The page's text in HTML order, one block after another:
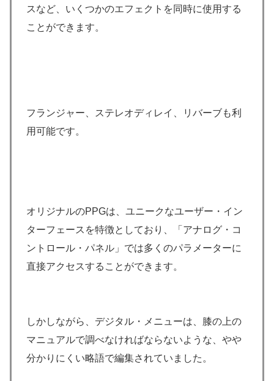
スなど、いくつかのエフェクトを同時に使用する
ことができます。
フランジャー、ステレオディレイ、リバーブも利
用可能です。
オリジナルのPPGは、ユニークなユーザー・イン
ターフェースを特徴としており、「アナログ・コ
ントロール・パネル」では多くのパラメーターに
直接アクセスすることができます。
しかしながら、デジタル・メニューは、膝の上の
マニュアルで調べなければならないような、やや
分かりにくい略語で編集されていました。